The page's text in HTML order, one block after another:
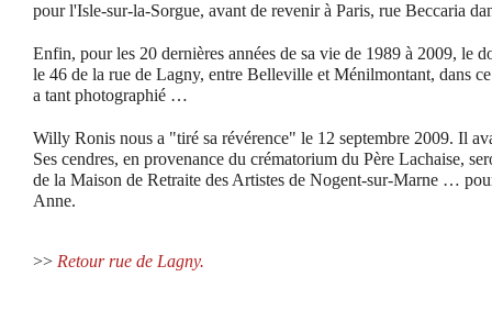
pour l'Isle-sur-la-Sorgue, avant de revenir à Paris, rue Beccaria
Enfin, pour les 20 dernières années de sa vie de 1989 à 2009, le
le 46 de la rue de Lagny, entre Belleville et Ménilmontant, dans
a tant photographié …
Willy Ronis nous a "tiré sa révérence" le 12 septembre 2009. Il
Ses cendres, en provenance du crématorium du Père Lachaise,
de la Maison de Retraite des Artistes de Nogent-sur-Marne …
Anne.
>> Retour rue de Lagny.